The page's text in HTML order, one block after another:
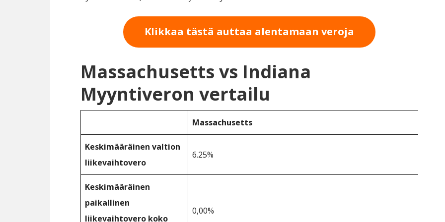
Klikkaa tästä auttaa alentamaan veroja
Massachusetts vs Indiana
Myyntiveron vertailu
Massachusetts
Keskimääräinen valtion
liikevaihtovero
6.25%
Keskimääräinen
paikallinen
liikevaihtovero koko
0,00%